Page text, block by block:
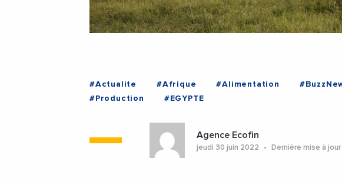
#Actualite #Afrique #Alimentation
#Production
#EGYPTE
Agence Ecofin
jeudi 30 juin 2022 Dernière mise à